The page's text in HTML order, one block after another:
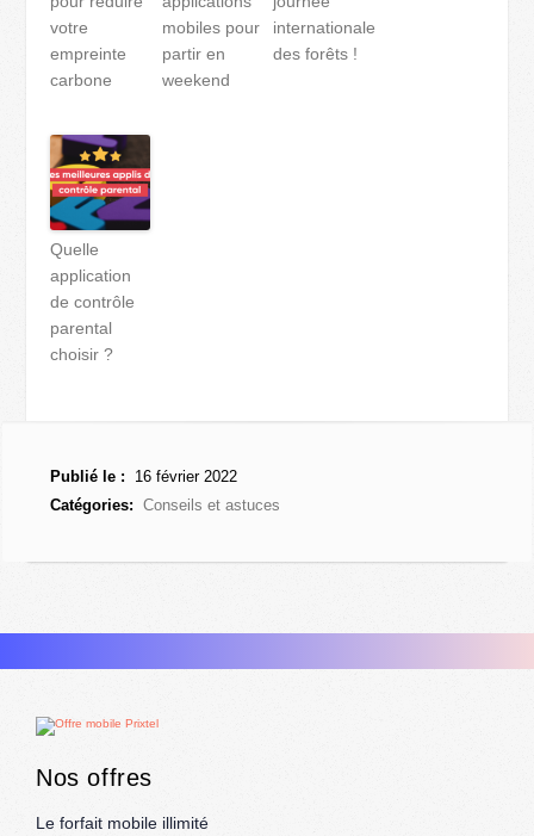
votre
empreinte
carbone
mobiles pour
partir en
weekend
internationale
des forêts !
Quelle
application
de contrôle
parental
choisir ?
Publié le :
16 février 2022
Catégories:
Conseils et astuces
Nos offres
Le forfait mobile illimité